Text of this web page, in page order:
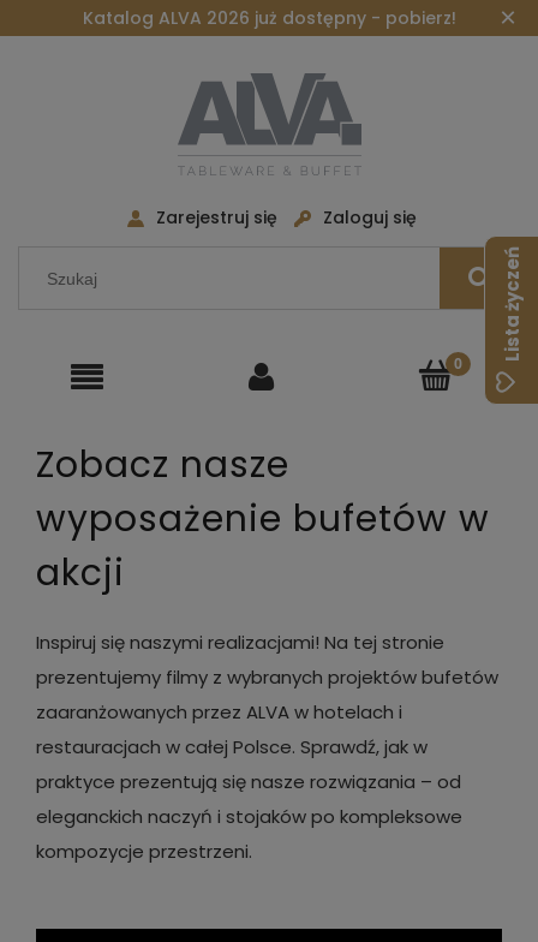
Katalog ALVA 2026 już dostępny - pobierz! ×
Zarejestruj się Zaloguj się
Zobacz nasze
wyposażenie bufetów w
akcji
Inspiruj się naszymi realizacjami! Na tej stronie
prezentujemy filmy z wybranych projektów bufetów
zaaranżowanych przez ALVA w hotelach i
restauracjach w całej Polsce. Sprawdź, jak w
praktyce prezentują się nasze rozwiązania – od
eleganckich naczyń i stojaków po kompleksowe
kompozycje przestrzeni.
Lista życzeń